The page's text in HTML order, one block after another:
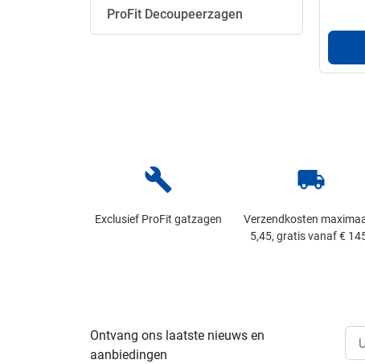
ProFit Decoupeerzagen
build
Exclusief ProFit gatzagen
local_shipping
Verzendkosten
5,45, gratis vanaf €
Ontvang ons laatste nieuws en
aanbiedingen